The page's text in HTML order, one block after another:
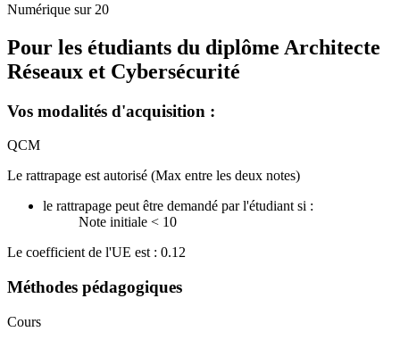
Numérique sur 20
Pour les étudiants du diplôme Architecte
Réseaux et Cybersécurité
Vos modalités d'acquisition :
QCM
Le rattrapage est autorisé (Max entre les deux notes)
le rattrapage peut être demandé par l'étudiant si :
Note initiale < 10
Le coefficient de l'UE est : 0.12
Méthodes pédagogiques
Cours